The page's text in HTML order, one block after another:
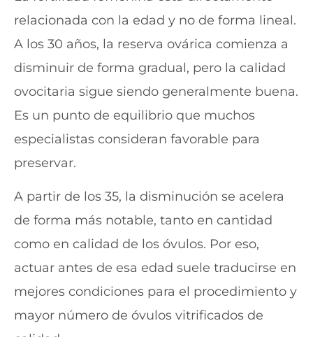
relacionada con la edad y no de forma lineal.
A los 30 años, la reserva ovárica comienza a
disminuir de forma gradual, pero la calidad
ovocitaria sigue siendo generalmente buena.
Es un punto de equilibrio que muchos
especialistas consideran favorable para
preservar.
A partir de los 35, la disminución se acelera
de forma más notable, tanto en cantidad
como en calidad de los óvulos. Por eso,
actuar antes de esa edad suele traducirse en
mejores condiciones para el procedimiento y
mayor número de óvulos vitrificados de